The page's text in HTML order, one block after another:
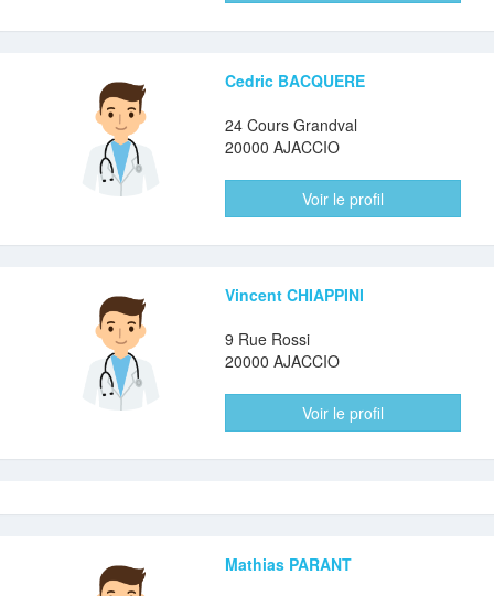
Cedric BACQUERE
24 Cours Grandval
20000 AJACCIO
Voir le profil
Vincent CHIAPPINI
9 Rue Rossi
20000 AJACCIO
Voir le profil
Mathias PARANT